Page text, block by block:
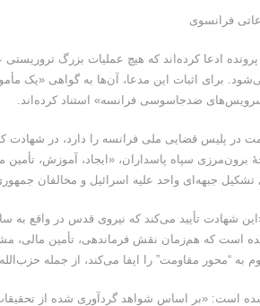
فرانسوی
ادعا کرده‌اند که هیچ عملیات بزرگ
برای اثبات این مدعا، آن‌ها به گواهی «یک
سرویس‌های ضدجاسوسی فرانسه» استناد کرده‌اند.
در پلیس قضایی ملی فرانسه را دارد، در شهادت
سپاه پاسداران، «ایجاد، آموزش، تأمین
تشکیل جبهه‌ای واحد علیه اسرائیل و مخالفان
شهادت تأیید می‌کند که نیروی قدس در واقع به
است که هم‌زمان نقش فرماندهی، تأمین مالی،
به “محور مقاومت” را ایفا می‌کند، از جمله
است: «بر اساس شواهد گردآوری‌ شده از